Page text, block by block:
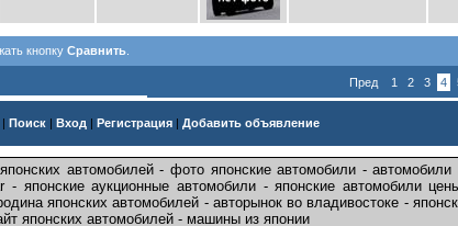
кнопку Сравнить.
Пред 1 2 3 4
| Поиск | Вход | Регистрация | Добавить объявление
автомобилей - фото японские автомобили - автомобили
японские аукционные автомобили - японские автомобили
японских автомобилей - авторынок во владивостоке -
японских автомобилей - машины из японии